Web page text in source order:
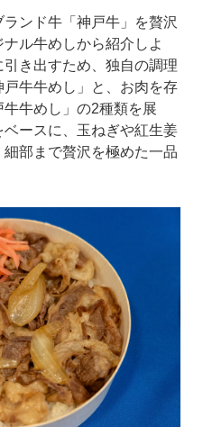
ンド牛「神戸牛」を贅沢
ル牛めしから紹介しよ
き出すため、独自の調理
牛牛めし」と、お肉を存
牛めし」の2種類を展
ースに、玉ねぎや紅生姜
部まで贅沢を極めた一品